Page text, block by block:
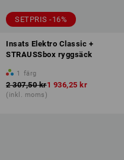
SETPRIS -16%
Insats Elektro Classic +
STRAUSSbox ryggsäck
1 färg
2 307,50 kr1 936,25 kr
(inkl. moms)